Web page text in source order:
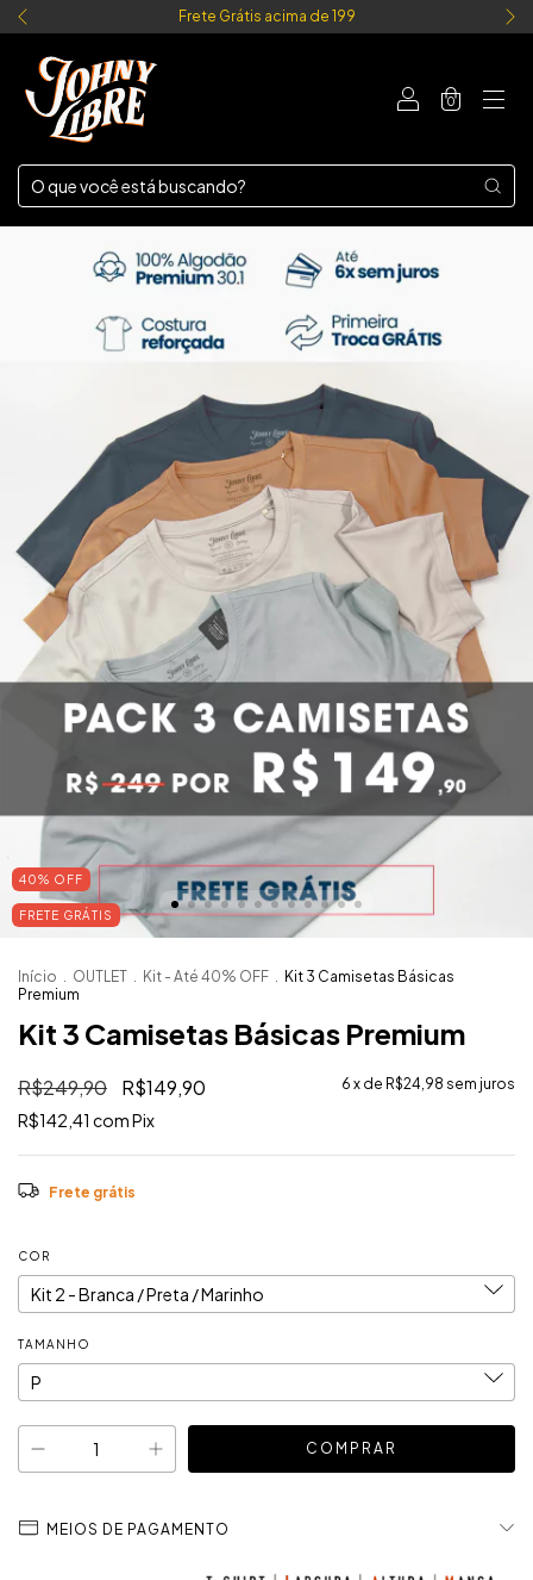
Frete Grátis acima de 199
0
40% OFF
FRETE GRÁTIS
Início OUTLET Kit - Até 40% OFF
Kit 3 Camisetas Básicas
Premium
Kit 3 Camisetas Básicas Premium
R$249,90 R$149,90 6 x de R$24,98 sem juros
R$142,41 comPix
Frete grátis
COR
TAMANHO
MEIOS DE PAGAMENTO